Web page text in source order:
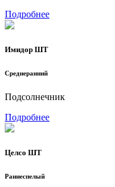
Подробнее
Имидор ШТ
Среднеранний
Подсолнечник
Подробнее
Целсо ШТ
Раннеспелый